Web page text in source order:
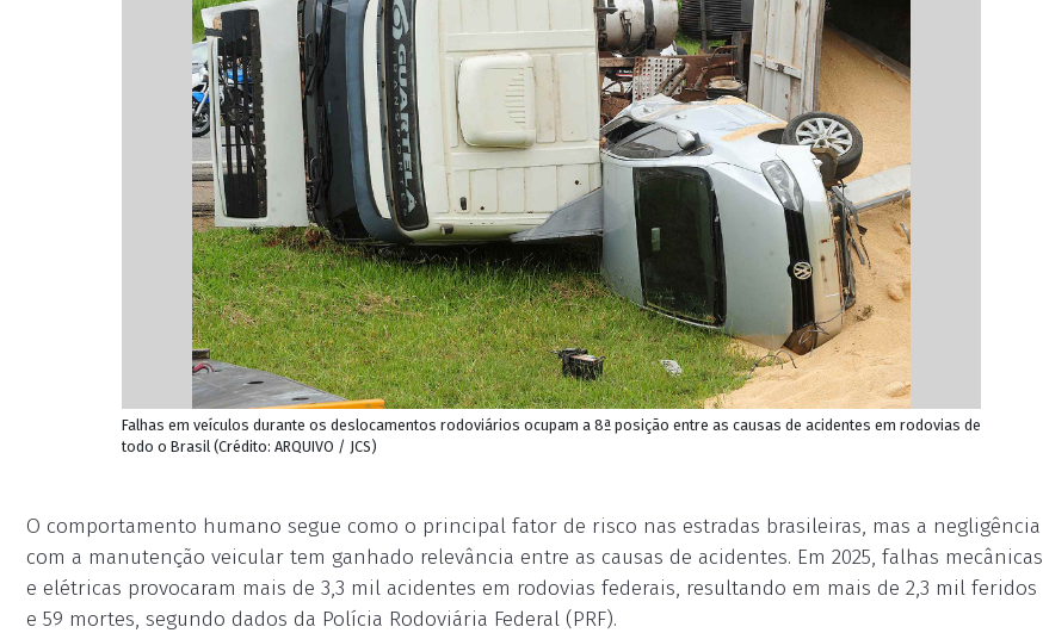
Falhas em veículos durante os deslocamentos rodoviários ocupam a 8ª posição entre as causas de acidentes em rodovias de
todo o Brasil (Crédito: ARQUIVO / JCS)
O comportamento humano segue como o principal fator de risco nas estradas brasileiras, mas a negligência
com a manutenção veicular tem ganhado relevância entre as causas de acidentes. Em 2025, falhas mecânicas
e elétricas provocaram mais de 3,3 mil acidentes em rodovias federais, resultando em mais de 2,3 mil feridos
e 59 mortes, segundo dados da Polícia Rodoviária Federal (PRF).